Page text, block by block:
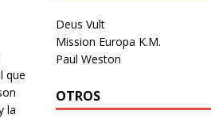
que
la
Deus Vult
Mission Europa K.M.
Paul Weston
OTROS